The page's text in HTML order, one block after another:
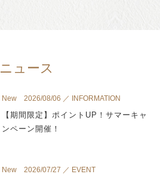
ニュース
New 2026/08/06 ／ INFORMATION
【期間限定】ポイントUP！サマーキャ
ンペーン開催！
New 2026/07/27 ／ EVENT